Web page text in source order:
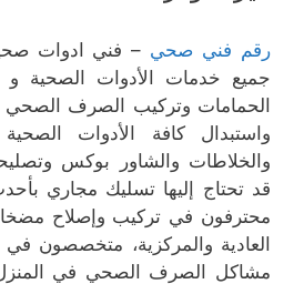
رقم فني صحي – فني ادوات
جميع خدمات الأدوات الصحية
الحمامات وتركيب الصرف
واستبدال كافة الأدوات الصحية
والخلاطات والشاور بوكس
قد تحتاج إليها تسليك مجاري
محترفون في تركيب وإصلاح
العادية والمركزية، متخصصون
مشاكل الصرف الصحي في المنزل